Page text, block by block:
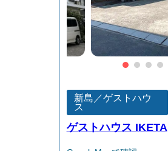
新島／ゲストハウ
ス
ゲストハウス IKETA